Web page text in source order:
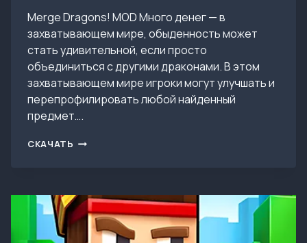
Merge Dragons! MOD Много денег — в
захватывающем мире, обыденность может
стать удивительной, если просто
объединиться с другими драконами. В этом
захватывающем мире игроки могут улучшать и
перепрофилировать любой найденный
предмет….
СКАЧАТЬ СКАЧАТЬ
MOD
(БЕСПЛАТНЫЕ
ПОКУПКИ)